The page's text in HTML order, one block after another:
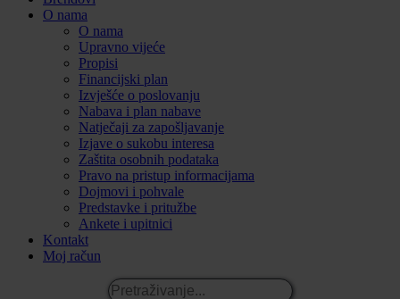
O nama
O nama
Upravno vijeće
Propisi
Financijski plan
Izvješće o poslovanju
Nabava i plan nabave
Natječaji za zapošljavanje
Izjave o sukobu interesa
Zaštita osobnih podataka
Pravo na pristup informacijama
Dojmovi i pohvale
Predstavke i pritužbe
Ankete i upitnici
Kontakt
Moj račun
Pretraživanje...